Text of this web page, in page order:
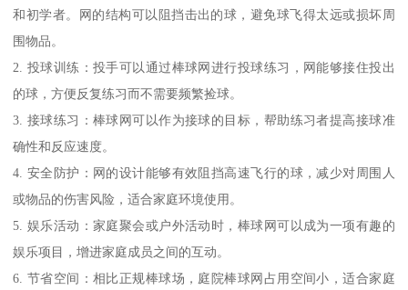
和初学者。网的结构可以阻挡击出的球，避免球飞得太远或损坏周
围物品。
2. 投球训练：投手可以通过棒球网进行投球练习，网能够接住投出
的球，方便反复练习而不需要频繁捡球。
3. 接球练习：棒球网可以作为接球的目标，帮助练习者提高接球准
确性和反应速度。
4. 安全防护：网的设计能够有效阻挡高速飞行的球，减少对周围人
或物品的伤害风险，适合家庭环境使用。
5. 娱乐活动：家庭聚会或户外活动时，棒球网可以成为一项有趣的
娱乐项目，增进家庭成员之间的互动。
6. 节省空间：相比正规棒球场，庭院棒球网占用空间小，适合家庭